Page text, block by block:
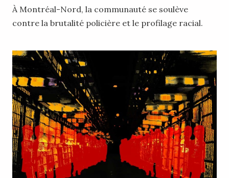
À Montréal-Nord, la communauté se soulève
contre la brutalité policière et le profilage racial.